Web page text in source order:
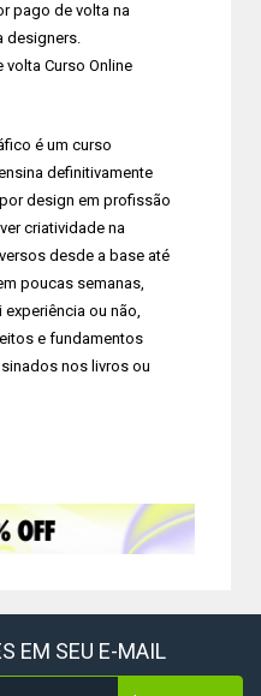
pago de volta na
designers.
Curso Online
é um curso
definitivamente
design em profissão
criatividade na
desde a base até
poucas semanas,
ou não,
e fundamentos
nos livros ou
EM SEU E-MAIL